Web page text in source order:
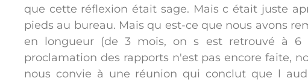
que cette réflexion était sage. Mais c était juste
pieds au bureau. Mais qu est-ce que nous avons
en longueur (de 3 mois, on s est retrouvé à
proclamation des rapports n'est pas encore faite,
nous convie à une réunion qui conclut que l